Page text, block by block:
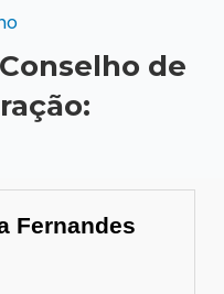
de
Fernandes